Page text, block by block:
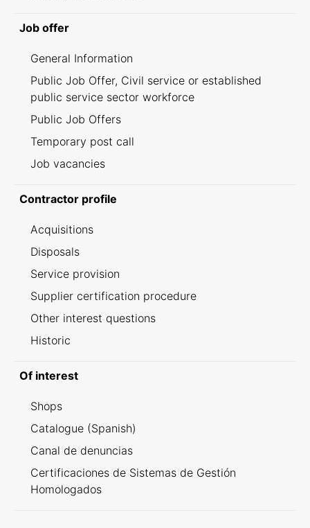
Job offer
General Information
Public Job Offer, Civil service or established
public service sector workforce
Public Job Offers
Temporary post call
Job vacancies
Contractor profile
Acquisitions
Disposals
Service provision
Supplier certification procedure
Other interest questions
Historic
Of interest
Shops
Catalogue (Spanish)
Canal de denuncias
Certificaciones de Sistemas de Gestión
Homologados